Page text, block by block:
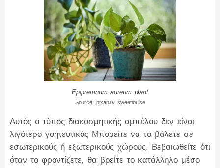
Epipremnum aureum plant
Source: pixabay sweetlouise
Αυτός ο τύπος διακοσμητικής αμπέλου δεν είναι
λιγότερο γοητευτικός Μπορείτε να το βάλετε σε
εσωτερικούς ή εξωτερικούς χώρους. Βεβαιωθείτε ότι
όταν το φροντίζετε, θα βρείτε το κατάλληλο μέσο